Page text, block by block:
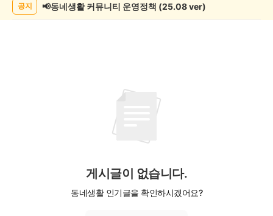
글
공지 📢동네생활 커뮤니티 운영정책 (25.08 ver)
게시글이 없습니다.
동네생활 인기글을 확인하시겠어요?